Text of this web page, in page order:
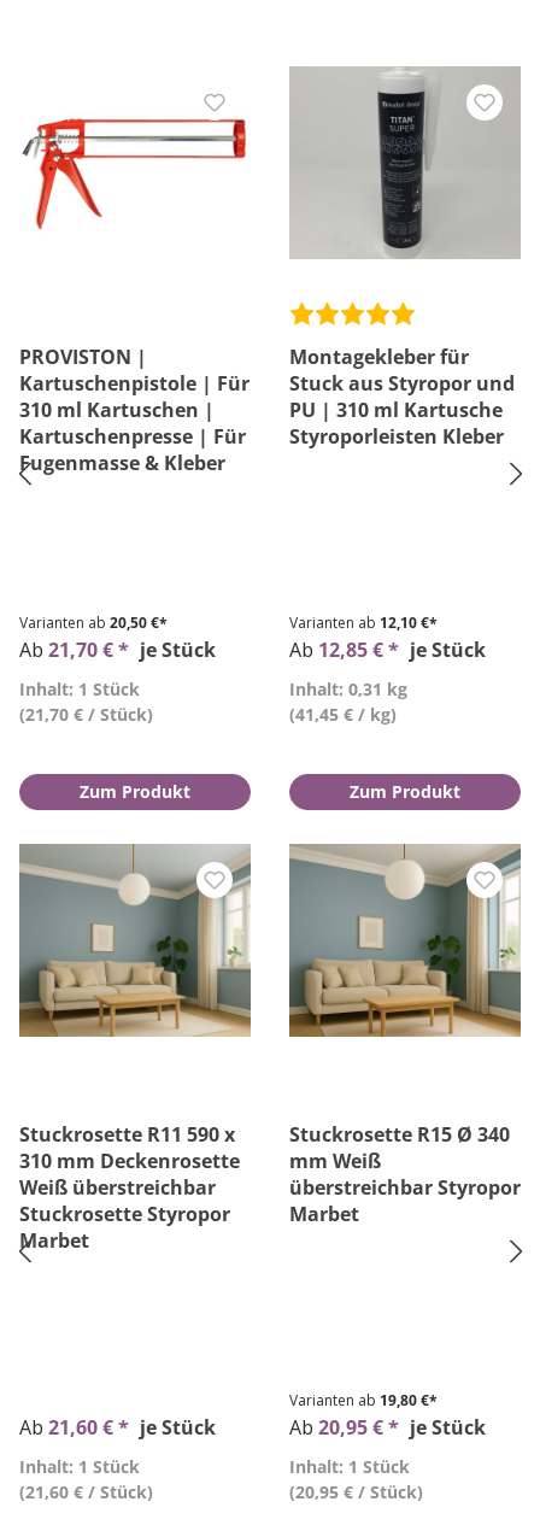
PROVISTON |
Kartuschenpistole | Für
310 ml Kartuschen |
Kartuschenpresse | Für
Fugenmasse & Kleber
Varianten ab 20,50 €*
Ab 21,70 € * je Stück
Inhalt: 1 Stück
(21,70 € / Stück)
Zum Produkt
Montagekleber für
Stuck aus Styropor und
PU | 310 ml Kartusche
Styroporleisten Kleber
Varianten ab 12,10 €*
Ab 12,85 € * je Stück
Inhalt: 0,31 kg
(41,45 € / kg)
Zum Produkt
Stuckrosette R11 590 x
310 mm Deckenrosette
Weiß überstreichbar
Stuckrosette Styropor
Marbet
Ab 21,60 € * je Stück
Inhalt: 1 Stück
(21,60 € / Stück)
Stuckrosette R15 Ø 340
mm Weiß
überstreichbar Styropor
Marbet
Varianten ab 19,80 €*
Ab 20,95 € * je Stück
Inhalt: 1 Stück
(20,95 € / Stück)